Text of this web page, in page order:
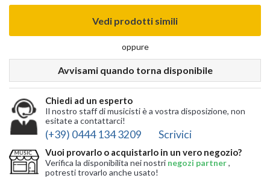
Vedi prodotti simili
oppure
Avvisami quando torna disponibile
Chiedi ad un esperto
Il nostro staff di musicisti è a vostra disposizione, non
esitate a contattarci!
(+39) 0444 134 3209 Scrivici
Vuoi provarlo o acquistarlo in un vero negozio?
Verifica la disponibilita nei nostri negozi partner,
potresti trovarlo anche usato!